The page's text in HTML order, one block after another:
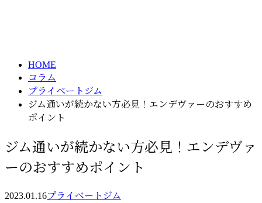
HOME
コラム
プライベートジム
ジム通いが続かない方必見！エンデヴァーのおすすめ
ポイント
ジム通いが続かない方必見！エンデヴァ
ーのおすすめポイント
2023.01.16プライベートジム